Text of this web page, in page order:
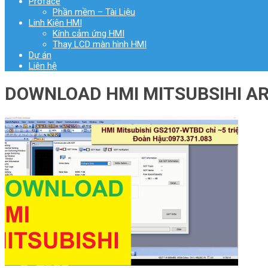
Phần mềm – Tài Liệu
Linh Kiện HMI
Kính cảm ứng HMI
Thay LCD màn hình HMI
Dự án
Liên hệ
DOWNLOAD HMI MITSUBSIHI